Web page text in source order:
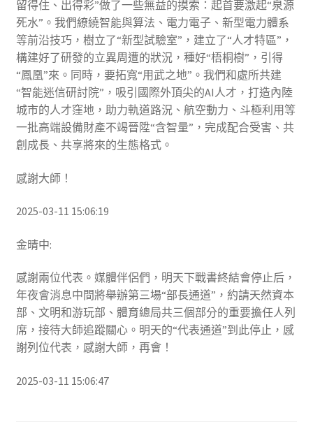
留得住、出得彩”做了一些無益的摸索：起首要激起“泉源
死水”。我們繚繞智能與算法、電力電子、新型電力體系
等前沿技巧，樹立了“新型試驗室”，建立了“人才特區”，
構建好了研發的立異周遭的狀況，種好“梧桐樹”，引得
“鳳凰”來。同時，要拓寬“用武之地”。我們和處所共建
“智能迷信研討院”，吸引國際外頂尖的AI人才，打造內陸
城市的人才窪地，助力軌道路況、航空動力、斗極利用等
一批高端設備財產不竭晉陞“含智量”，完成配合受害、共
創成長、共享將來的生態格式。
感謝大師！
2025-03-11 15:06:19
金晴中:
感謝兩位代表。媒體伴侶們，明天下戰書終結會停止后，
年夜會消息中間將舉辦第三場“部長通道”，約請天然資本
部、文明和游玩部、體育總局共三個部分的重要擔任人列
席，接待大師追蹤關心。明天的“代表通道”到此停止，感
謝列位代表，感謝大師，再會！
2025-03-11 15:06:47